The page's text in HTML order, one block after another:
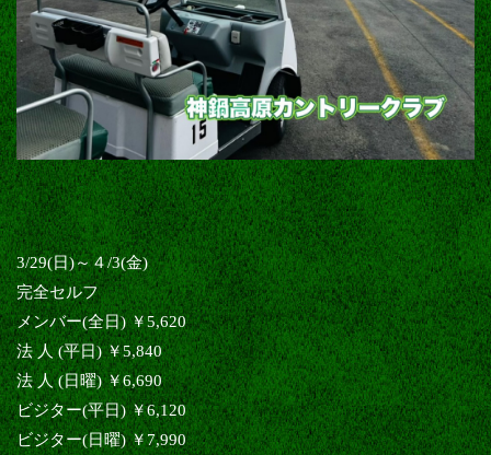
3/29(日)～４/3(金)
完全セルフ
メンバー(全日) ￥5,620
法 人 (平日) ￥5,840
法 人 (日曜) ￥6,690
ビジター(平日) ￥6,120
ビジター(日曜) ￥7,990